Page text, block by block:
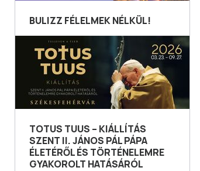
BULIZZ FÉLELMEK NÉLKÜL!
TOTUS TUUS – KIÁLLÍTÁS
SZENT II. JÁNOS PÁL PÁPA
ÉLETÉRŐL ÉS TÖRTÉNELEMRE
GYAKOROLT HATÁSÁRÓL